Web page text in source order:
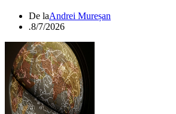
De laAndrei Mureșan
.8/7/2026